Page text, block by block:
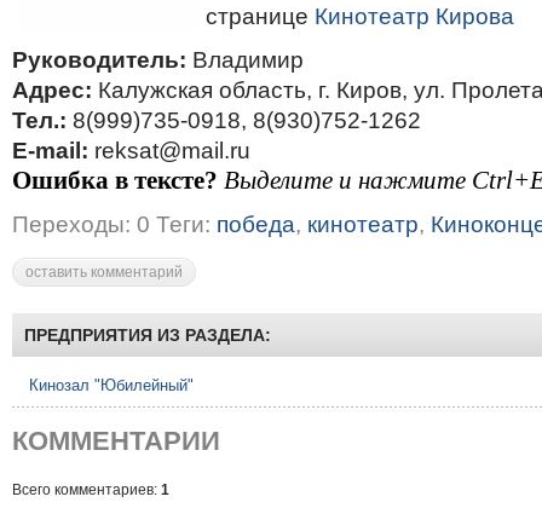
странице Кинотеатр Кирова
Руководитель: Владимир
Адрес: Калужская область, г. Киров, ул.
Тел.: 8(999)735-0918, 8(930)752-1262
E-mail: reksat@mail.ru
Ошибка в тексте? Выделите и нажмите
Переходы: 0 Теги: победа, кинотеатр,
оставить комментарий
ПРЕДПРИЯТИЯ ИЗ РАЗДЕЛА:
Кинозал "Юбилейный"
КОММЕНТАРИИ
Всего комментариев: 1